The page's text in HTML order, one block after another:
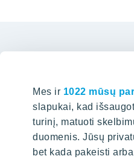
Mes ir 1022 mūsų
slapukai, kad
turinį, matuoti
duomenis. Jūsų
bet kada pakeisti
PAIEŠKA